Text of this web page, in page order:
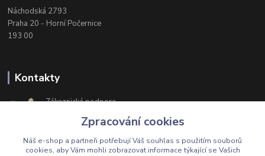
Náchodská 2793
Praha 20 - Horní Počernice
193 00
Kontakty
Zákaznická podpora
+420 603 174 975
Po-Čt, 8-16 hod. Pá 8-14 hod.
Zpracování cookies
Náš e-shop a partneři potřebují Váš souhlas s použitím souborů
cookies, aby Vám mohli zobrazovat informace týkající se Vašich